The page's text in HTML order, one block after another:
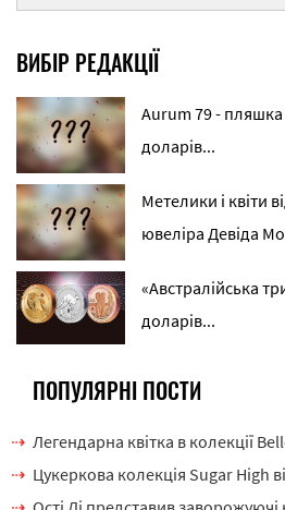
ВИБІР РЕДАКЦІЇ
Aurum 79 - пляшка
доларів...
Метелики і квіти
ювеліра Девіда
«Австралійська
доларів...
ПОПУЛЯРНІ ПОСТИ
Легендарна квітка в колекції
Цукеркова колекція Sugar High